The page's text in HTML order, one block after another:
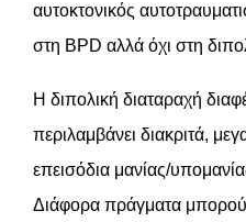
αυτοκτονικός
στη BPD αλλά όχι στη
Η διπολική διαταραχή
περιλαμβάνει διακριτά,
επεισόδια μανίας/
Διάφορα πράγματα